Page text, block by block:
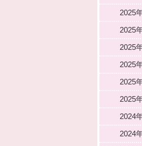
2025
2025
2025
2025
2025
2025
2024
2024